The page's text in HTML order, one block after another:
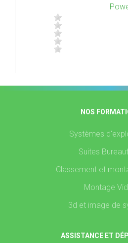
NOS
Systèmes
Suites
Classement et
Montage
3d et image de
ASSISTANCE ET